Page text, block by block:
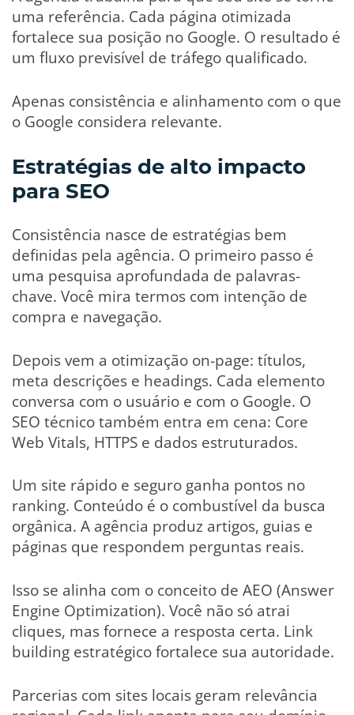
uma referência. Cada página otimizada
fortalece sua posição no Google. O resultado é
um fluxo previsível de tráfego qualificado.
Apenas consistência e alinhamento com o que
o Google considera relevante.
Estratégias de alto impacto
para SEO
Consistência nasce de estratégias bem
definidas pela agência. O primeiro passo é
uma pesquisa aprofundada de palavras-
chave. Você mira termos com intenção de
compra e navegação.
Depois vem a otimização on-page: títulos,
meta descrições e headings. Cada elemento
conversa com o usuário e com o Google. O
SEO técnico também entra em cena: Core
Web Vitals, HTTPS e dados estruturados.
Um site rápido e seguro ganha pontos no
ranking. Conteúdo é o combustível da busca
orgânica. A agência produz artigos, guias e
páginas que respondem perguntas reais.
Isso se alinha com o conceito de AEO (Answer
Engine Optimization). Você não só atrai
cliques, mas fornece a resposta certa. Link
building estratégico fortalece sua autoridade.
Parcerias com sites locais geram relevância